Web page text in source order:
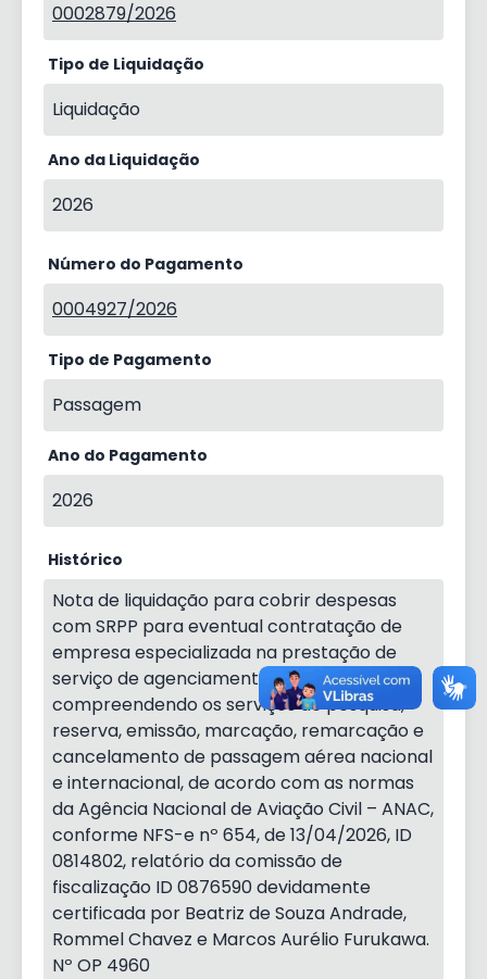
0002879/2026
Tipo de Liquidação
Liquidação
Ano da Liquidação
2026
Número do Pagamento
0004927/2026
Tipo de Pagamento
Passagem
Ano do Pagamento
2026
Histórico
Nota de liquidação para cobrir despesas
com SRPP para eventual contratação de
empresa especializada na prestação de
serviço de agenciamento de viagens,
compreendendo os serviços de pesquisa,
reserva, emissão, marcação, remarcação e
cancelamento de passagem aérea nacional
e internacional, de acordo com as normas
da Agência Nacional de Aviação Civil – ANAC,
conforme NFS-e nº 654, de 13/04/2026, ID
0814802, relatório da comissão de
fiscalização ID 0876590 devidamente
certificada por Beatriz de Souza Andrade,
Rommel Chavez e Marcos Aurélio Furukawa.
Nº OP 4960